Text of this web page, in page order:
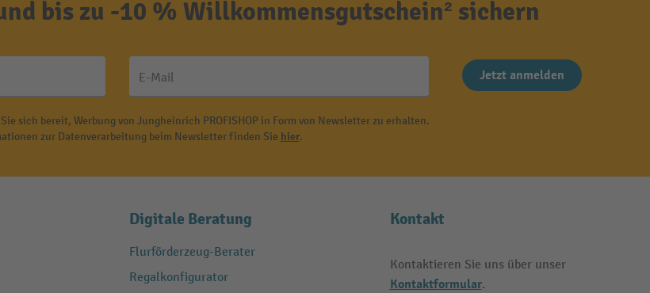
bis zu -10 % Willkommensgutschein² sichern
E-Mail Jetzt anmelden
sich bereit, Werbung von Jungheinrich PROFISHOP in Form von Newsletter zu erhalten.
zur Datenverarbeitung beim Newsletter finden Sie hier.
Digitale Beratung
Flurförderzeug-Berater
Regalkonfigurator
Kontakt
Kontaktieren Sie uns über unser
Kontaktformular.